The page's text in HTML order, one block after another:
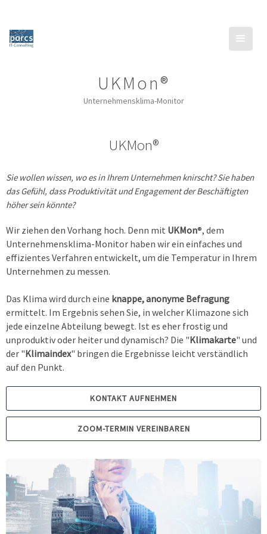
UKMon®
Unternehmensklima-Monitor
UKMon®
Sie wollen wissen, wo es in Ihrem Unternehmen knirscht? Sie haben
das Gefühl, dass Produktivität und Engagement der Beschäftigten
höher sein könnte?
Wir ziehen den Vorhang hoch. Denn mit UKMon®, dem
Unternehmensklima-Monitor haben wir ein einfaches und
effizientes Verfahren entwickelt, um die Temperatur in Ihrem
Unternehmen zu messen.
Das Klima wird durch eine knappe, anonyme Befragung
ermittelt. Im Ergebnis sehen Sie, in welcher Klimazone sich
jede einzelne Abteilung bewegt. Ist es eher frostig und
unproduktiv oder heiter und dynamisch? Die "Klimakarte" und
der "Klimaindex" bringen die Ergebnisse leicht verständlich
auf den Punkt.
KONTAKT AUFNEHMEN
ZOOM-TERMIN VEREINBAREN